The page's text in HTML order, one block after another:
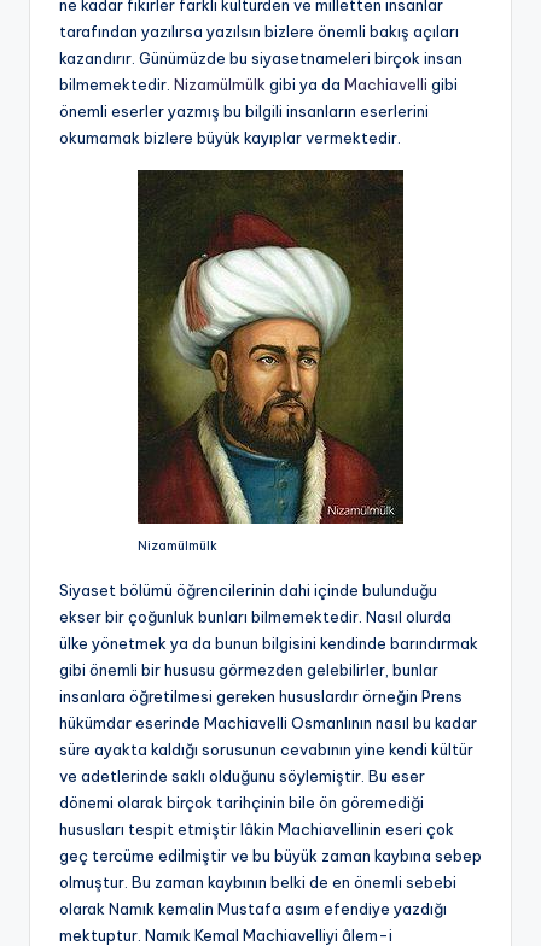
ne kadar fikirler farklı kültürden ve milletten insanlar
tarafından yazılırsa yazılsın bizlere önemli bakış açıları
kazandırır. Günümüzde bu siyasetnameleri birçok insan
bilmemektedir. Nizamülmülk gibi ya da Machiavelli gibi
önemli eserler yazmış bu bilgili insanların eserlerini
okumamak bizlere büyük kayıplar vermektedir.
Nizamülmülk
Siyaset bölümü öğrencilerinin dahi içinde bulunduğu
ekser bir çoğunluk bunları bilmemektedir. Nasıl olurda
ülke yönetmek ya da bunun bilgisini kendinde barındırmak
gibi önemli bir hususu görmezden gelebilirler, bunlar
insanlara öğretilmesi gereken hususlardır örneğin Prens
hükümdar eserinde Machiavelli Osmanlının nasıl bu kadar
süre ayakta kaldığı sorusunun cevabının yine kendi kültür
ve adetlerinde saklı olduğunu söylemiştir. Bu eser
dönemi olarak birçok tarihçinin bile ön göremediği
hususları tespit etmiştir lâkin Machiavellinin eseri çok
geç tercüme edilmiştir ve bu büyük zaman kaybına sebep
olmuştur. Bu zaman kaybının belki de en önemli sebebi
olarak Namık kemalin Mustafa asım efendiye yazdığı
mektuptur. Namık Kemal Machiavelliyi âlem-i